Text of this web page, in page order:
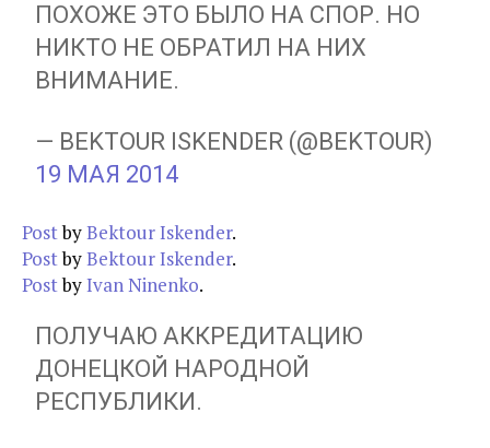
ПОХОЖЕ ЭТО БЫЛО НА СПОР. НО
НИКТО НЕ ОБРАТИЛ НА НИХ
ВНИМАНИЕ.
— BEKTOUR ISKENDER (@BEKTOUR)
19 МАЯ 2014
PostbyBektour Iskender.
PostbyBektour Iskender.
PostbyIvan Ninenko.
ПОЛУЧАЮ АККРЕДИТАЦИЮ
ДОНЕЦКОЙ НАРОДНОЙ
РЕСПУБЛИКИ.